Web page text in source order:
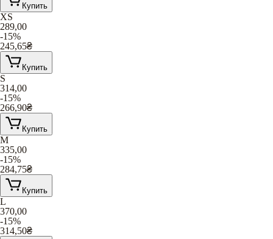
Купить
XS
289,00
-15%
245,65₴
Купить
S
314,00
-15%
266,90₴
Купить
M
335,00
-15%
284,75₴
Купить
L
370,00
-15%
314,50₴